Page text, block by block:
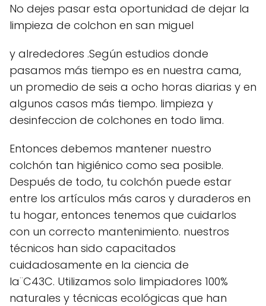
No dejes pasar esta oportunidad de dejar la
limpieza de colchon en san miguel
y alrededores .Según estudios donde
pasamos más tiempo es en nuestra cama,
un promedio de seis a ocho horas diarias y en
algunos casos más tiempo. limpieza y
desinfeccion de colchones en todo lima.
Entonces debemos mantener nuestro
colchón tan higiénico como sea posible.
Después de todo, tu colchón puede estar
entre los artículos más caros y duraderos en
tu hogar, entonces tenemos que cuidarlos
con un correcto mantenimiento. nuestros
técnicos han sido capacitados
cuidadosamente en la ciencia de
la¨C43C. Utilizamos solo limpiadores 100%
naturales y técnicas ecológicas que han